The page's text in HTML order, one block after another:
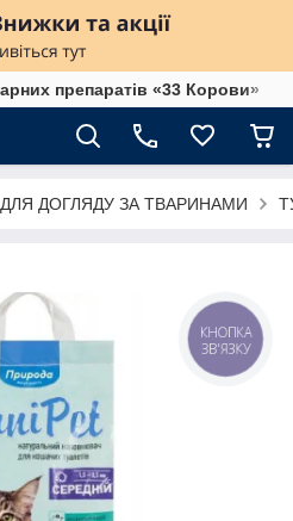
препаратів «33 Корови»
ДЛЯ ДОГЛЯДУ ЗА ТВАРИНАМИ
КНОПКА
ЗВ'ЯЗКУ